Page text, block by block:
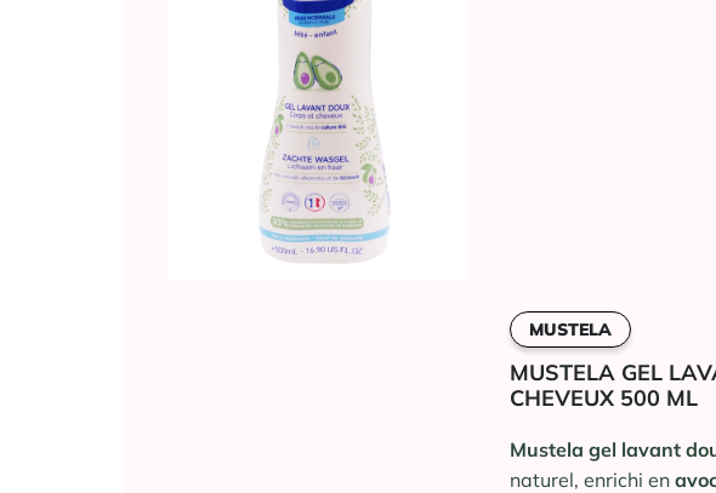
MUSTELA
MUSTELA GEL
CHEVEUX 500 ML
Mustela gel lavant
naturel, enrichi en